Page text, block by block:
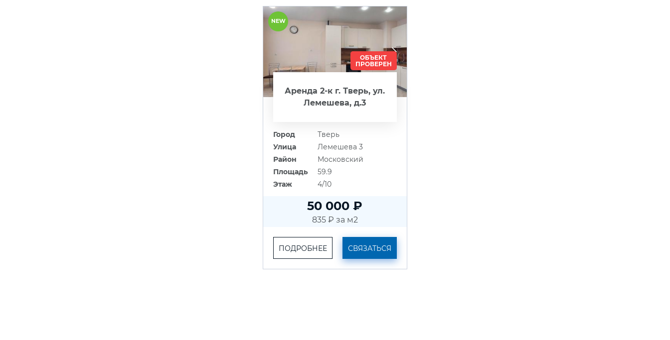
NEW
ОБЪЕКТ
ПРОВЕРЕН
Аренда 2-к г. Тверь, ул.
Лемешева, д.3
Город
Тверь
Улица
Лемешева 3
Район
Московский
Площадь
59.9
Этаж
4/10
50 000 ₽
835 ₽ за м2
ПОДРОБНЕЕ СВЯЗАТЬСЯ